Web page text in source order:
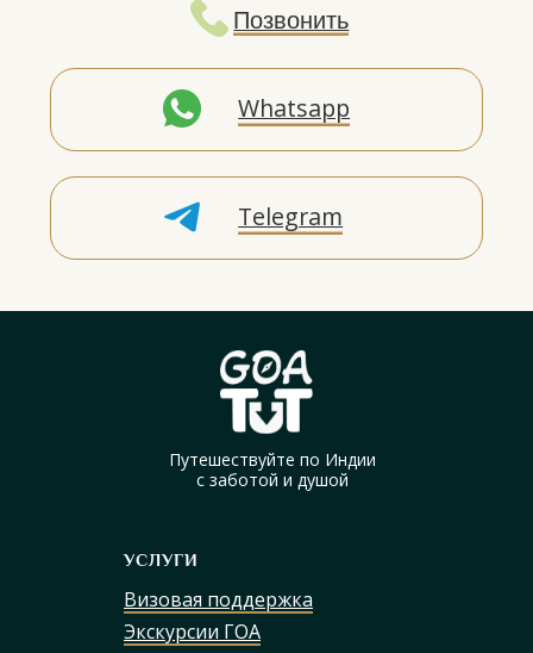
УСЛУГИ
Путешествуйте по Индии
с заботой и душой
Экскурсии ГОА
Визовая поддержка